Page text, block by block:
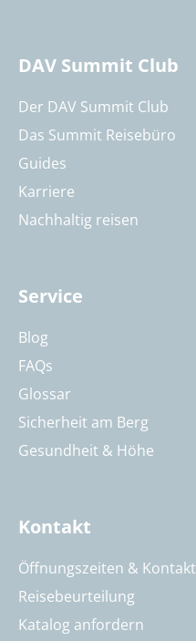
DAV Summit Club
Der DAV Summit Club
Das Summit Reisebüro
Guides
Karriere
Nachhaltig reisen
Service
Blog
FAQs
Glossar
Sicherheit am Berg
Gesundheit & Höhe
Kontakt
Öffnungszeiten & Kontakt
Reisebeurteilung
Katalog anfordern